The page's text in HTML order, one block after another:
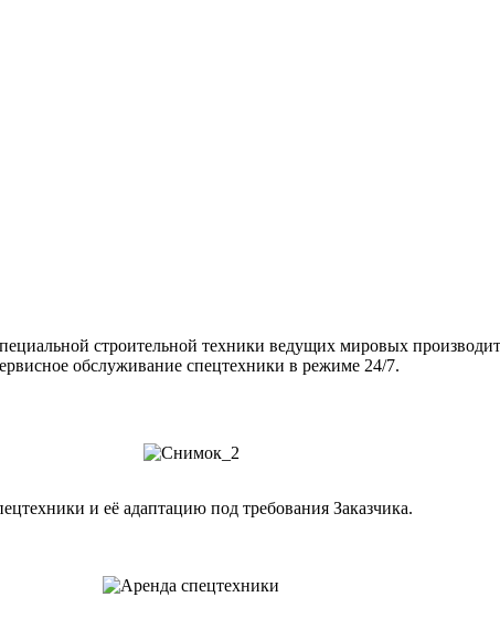
строительной техники ведущих мировых
обслуживание спецтехники в режиме 24/7.
и её адаптацию под требования Заказчика.